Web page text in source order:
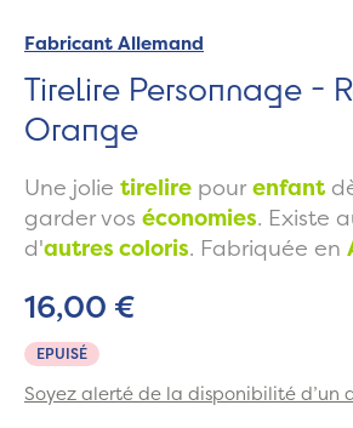
Fabricant Allemand
Tirelire Personnage -
Orange
Une jolie tirelire pour enfant
garder vos économies. Existe
d'autres coloris. Fabriquée en
EPUISÉ
16,00 €
Soyez alerté de la disponibilité d’un